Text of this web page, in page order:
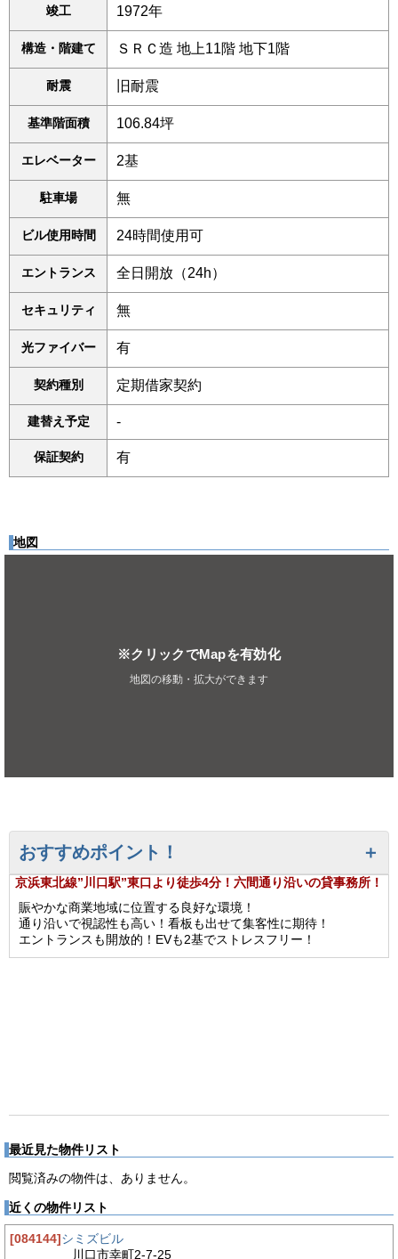
竣工 1972年
構造・階建て ＳＲＣ造 地上11階 地下1階
耐震 旧耐震
基準階面積 106.84坪
エレベーター 2基
駐車場 無
ビル使用時間 24時間使用可
エントランス 全日開放（24h）
セキュリティ 無
光ファイバー 有
契約種別 定期借家契約
建替え予定 -
保証契約 有
地図
※クリックでMapを有効化
地図の移動・拡大ができます
おすすめポイント！
京浜東北線”川口駅”東口より徒歩4分！六間通り沿いの貸事務所！
賑やかな商業地域に位置する良好な環境！
通り沿いで視認性も高い！看板も出せて集客性に期待！
エントランスも開放的！EVも2基でストレスフリー！
最近見た物件リスト
閲覧済みの物件は、ありません。
近くの物件リスト
[084144]シミズビル
川口市幸町2-7-25